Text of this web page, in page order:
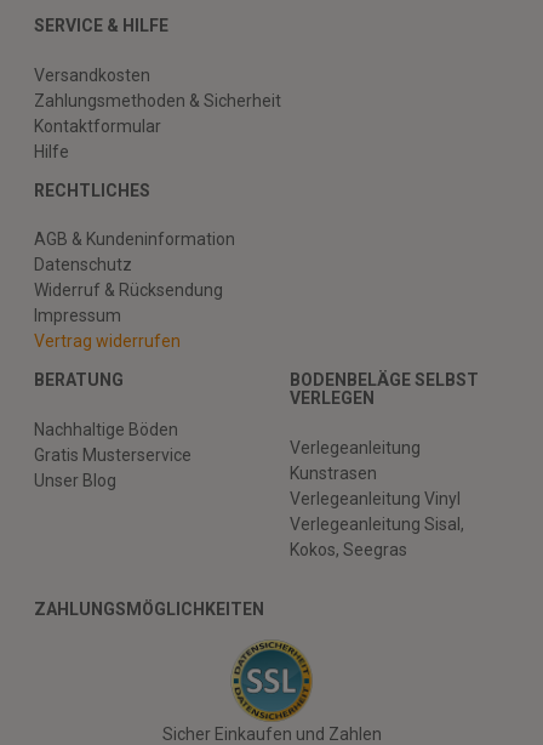
SERVICE & HILFE
Versandkosten
Zahlungsmethoden & Sicherheit
Kontaktformular
Hilfe
RECHTLICHES
AGB & Kundeninformation
Datenschutz
Widerruf & Rücksendung
Impressum
Vertrag widerrufen
BERATUNG
Nachhaltige Böden
Gratis Musterservice
Unser Blog
BODENBELÄGE SELBST
VERLEGEN
Verlegeanleitung
Kunstrasen
Verlegeanleitung Vinyl
Verlegeanleitung Sisal,
Kokos, Seegras
ZAHLUNGSMÖGLICHKEITEN
Sicher Einkaufen und Zahlen